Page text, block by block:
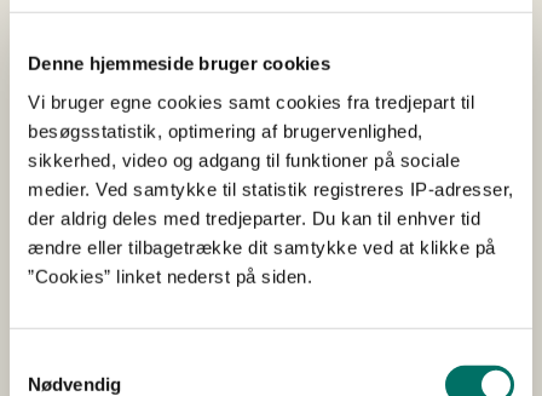
Denne hjemmeside bruger cookies
Vi bruger egne cookies samt cookies fra tredjepart til
besøgsstatistik, optimering af brugervenlighed,
sikkerhed, video og adgang til funktioner på sociale
medier. Ved samtykke til statistik registreres IP-adresser,
der aldrig deles med tredjeparter. Du kan til enhver tid
ændre eller tilbagetrække dit samtykke ved at klikke på
”Cookies” linket nederst på siden.
Nødvendig
nedlagte dyr. Jagt og regulering af hjemmehørende
AF JES AAGAARD